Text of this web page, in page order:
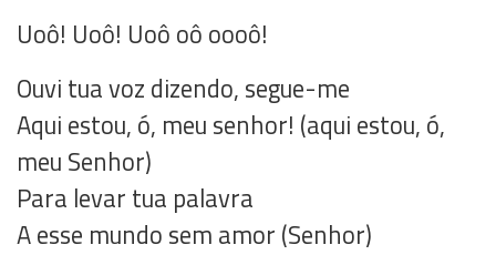
Uoô! Uoô! Uoô oô oooô!
Ouvi tua voz dizendo, segue-me
Aqui estou, ó, meu senhor! (aqui estou, ó,
meu Senhor)
Para levar tua palavra
A esse mundo sem amor (Senhor)